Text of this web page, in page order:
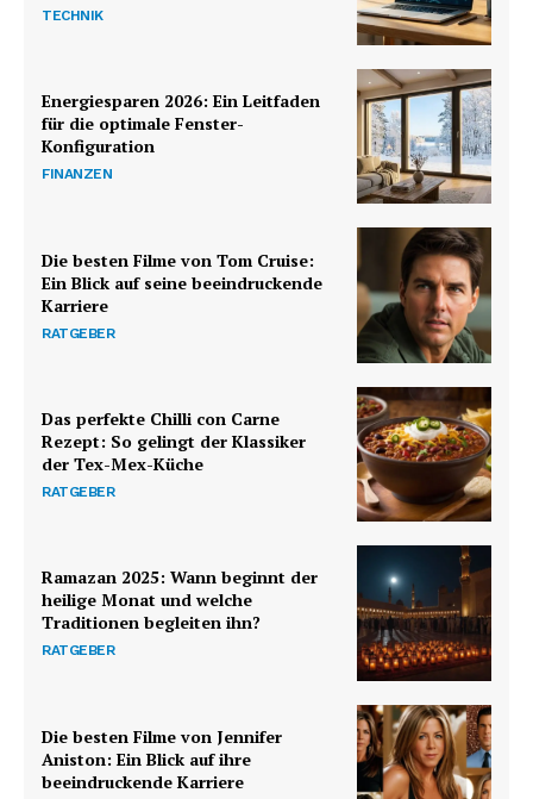
TECHNIK
Energiesparen 2026: Ein Leitfaden
für die optimale Fenster-
Konfiguration
FINANZEN
Die besten Filme von Tom Cruise:
Ein Blick auf seine beeindruckende
Karriere
RATGEBER
Das perfekte Chilli con Carne
Rezept: So gelingt der Klassiker
der Tex-Mex-Küche
RATGEBER
Ramazan 2025: Wann beginnt der
heilige Monat und welche
Traditionen begleiten ihn?
RATGEBER
Die besten Filme von Jennifer
Aniston: Ein Blick auf ihre
beeindruckende Karriere